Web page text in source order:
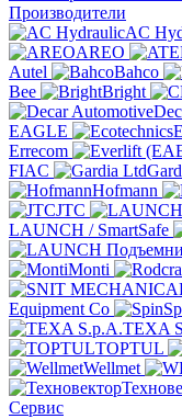
Производители
AC
AREO
Autel
Bahco
Bee
Bright
EAGLE
Errecom
FIAC
Hofmann
JTC
LAUNCH / SmartSafe
Monti
Equipment Co
TEXA
TOPTUL
Wellmet
Сервис